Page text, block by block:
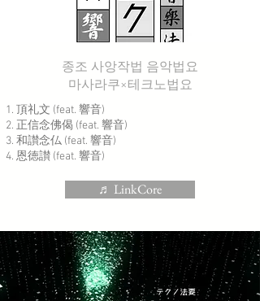
종조 사앙작법 음악법요
마사라쿠×테크노법요
頂礼文 (feat. 響音)
正信念佛偈 (feat. 響音)
和讃念仏 (feat. 響音)
恩徳讃 (feat. 響音)
♬ LinkCore